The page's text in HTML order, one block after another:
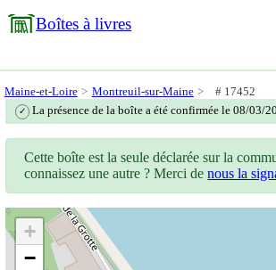
Boîtes à livres
Maine-et-Loire Montreuil-sur-Maine # 17452
✓ La présence de la boîte a été confirmée le 08/03/
Cette boîte est la seule déclarée sur la
connaissez une autre ? Merci denous la
+
−